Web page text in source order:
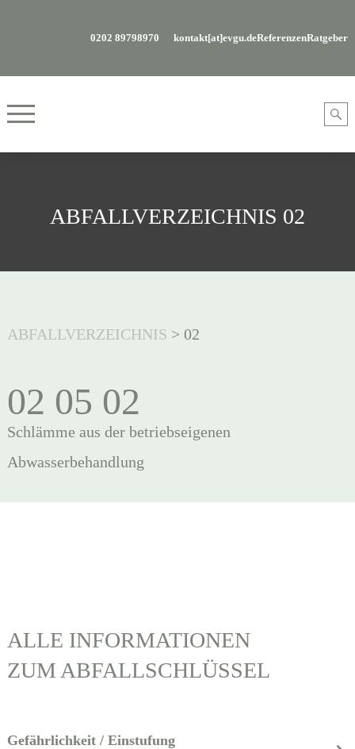
0202 89798970 kontakt[at]evgu.deReferenzenRatgeber
ABFALLVERZEICHNIS 02
ABFALLVERZEICHNIS > 02
02 05 02
Schlämme aus der betriebseigenen
Abwasserbehandlung
ALLE INFORMATIONEN
ZUM ABFALLSCHLÜSSEL
Gefährlichkeit / Einstufung